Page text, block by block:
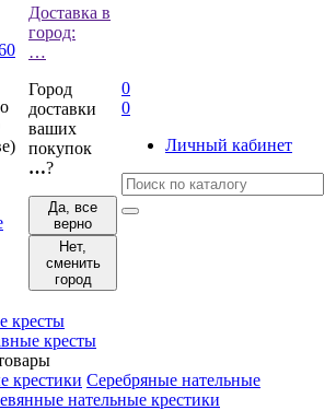
Доставка в
город:
…
Город
доставки
ваших
покупок
…?
Да, все
верно
Нет,
сменить
город
0
0
Личный кабинет
кресты
кресты
крестики Серебряные нательные
нательные крестики